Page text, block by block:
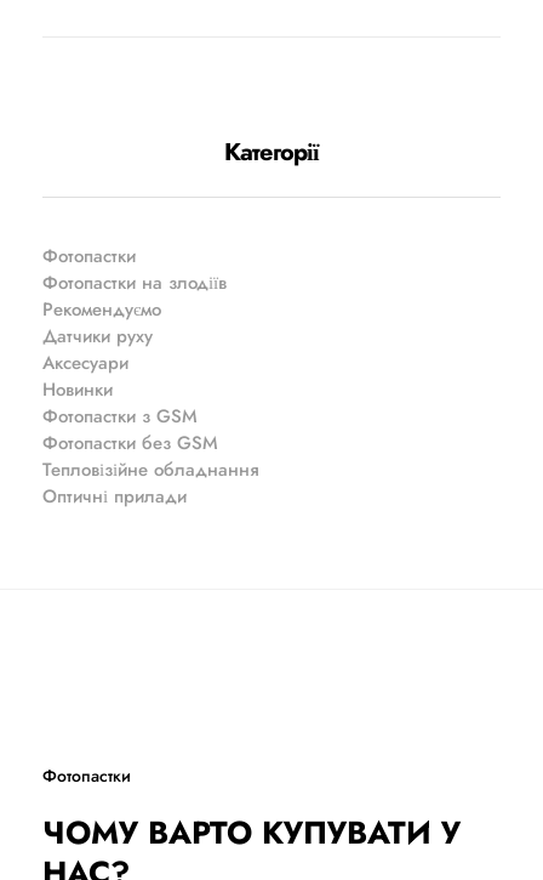
Категорії
Фотопастки
Фотопастки на злодіїв
Рекомендуємо
Датчики руху
Аксесуари
Новинки
Фотопастки з GSM
Фотопастки без GSM
Тепловізійне обладнання
Оптичні прилади
Фотопастки
ЧОМУ ВАРТО КУПУВАТИ У